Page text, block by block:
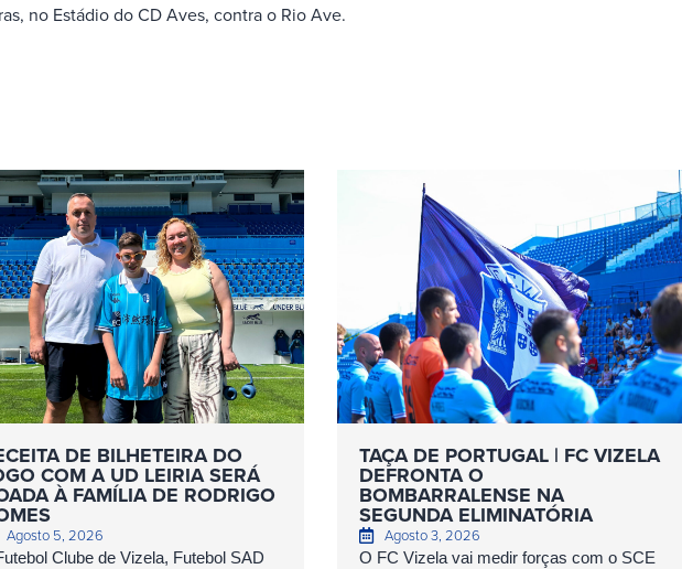
no Estádio do CD Aves, contra o Rio Ave.
DE BILHETEIRA DO
COM A UD LEIRIA SERÁ
À FAMÍLIA DE RODRIGO
Agosto 5, 2026
Clube de Vizela, Futebol SAD
TAÇA DE PORTUGAL | FC VIZELA
DEFRONTA O
BOMBARRALENSE NA
SEGUNDA ELIMINATÓRIA
Agosto 3, 2026
O FC Vizela vai medir forças com o SCE